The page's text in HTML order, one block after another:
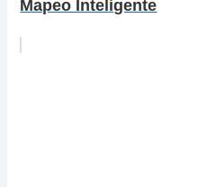
Mapeo Inteligente